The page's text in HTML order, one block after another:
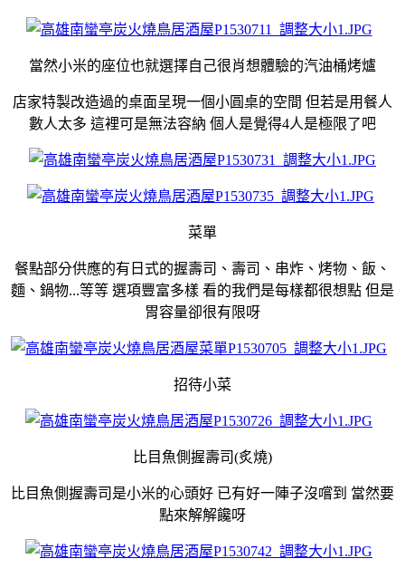
當然小米的座位也就選擇自己很肖想體驗的汽油桶烤爐
店家特製改造過的桌面呈現一個小圓桌的空間 但若是用餐人
數人太多 這裡可是無法容納 個人是覺得4人是極限了吧
菜單
餐點部分供應的有日式的握壽司、壽司、串炸、烤物、飯、
麵、鍋物...等等 選項豐富多樣 看的我們是每樣都很想點 但是
胃容量卻很有限呀
招待小菜
比目魚側握壽司(炙燒)
比目魚側握壽司是小米的心頭好 已有好一陣子沒嚐到 當然要
點來解解饞呀